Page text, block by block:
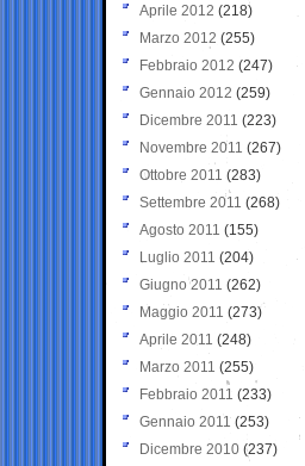
Aprile 2012 (218)
Marzo 2012 (255)
Febbraio 2012 (247)
Gennaio 2012 (259)
Dicembre 2011 (223)
Novembre 2011 (267)
Ottobre 2011 (283)
Settembre 2011 (268)
Agosto 2011 (155)
Luglio 2011 (204)
Giugno 2011 (262)
Maggio 2011 (273)
Aprile 2011 (248)
Marzo 2011 (255)
Febbraio 2011 (233)
Gennaio 2011 (253)
Dicembre 2010 (237)